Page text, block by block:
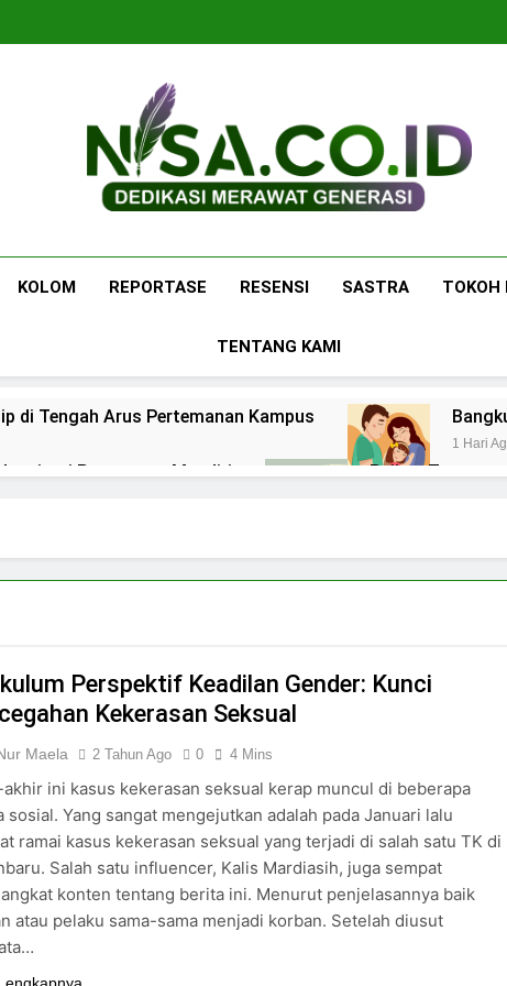
Nisa.co.id
KOLOM REPORTASE RESENSI SASTRA TOKOH
TENTANG KAMI
di Tengah Arus Pertemanan Kampus
1 Hari
Perempuan Mandiri Pujian,
di Media Sosial Budaya Flexing di Media
Perspektif Keadilan Gender: Kunci
Kekerasan Seksual
Maela 2 Tahun Ago 0 4 Mins
ini kasus kekerasan seksual kerap muncul di beberapa
sosial. Yang sangat mengejutkan adalah pada Januari lalu
ramai kasus kekerasan seksual yang terjadi di salah satu TK di
Salah satu influencer, Kalis Mardiasih, juga sempat
konten tentang berita ini. Menurut penjelasannya baik
atau pelaku sama-sama menjadi korban. Setelah diusut